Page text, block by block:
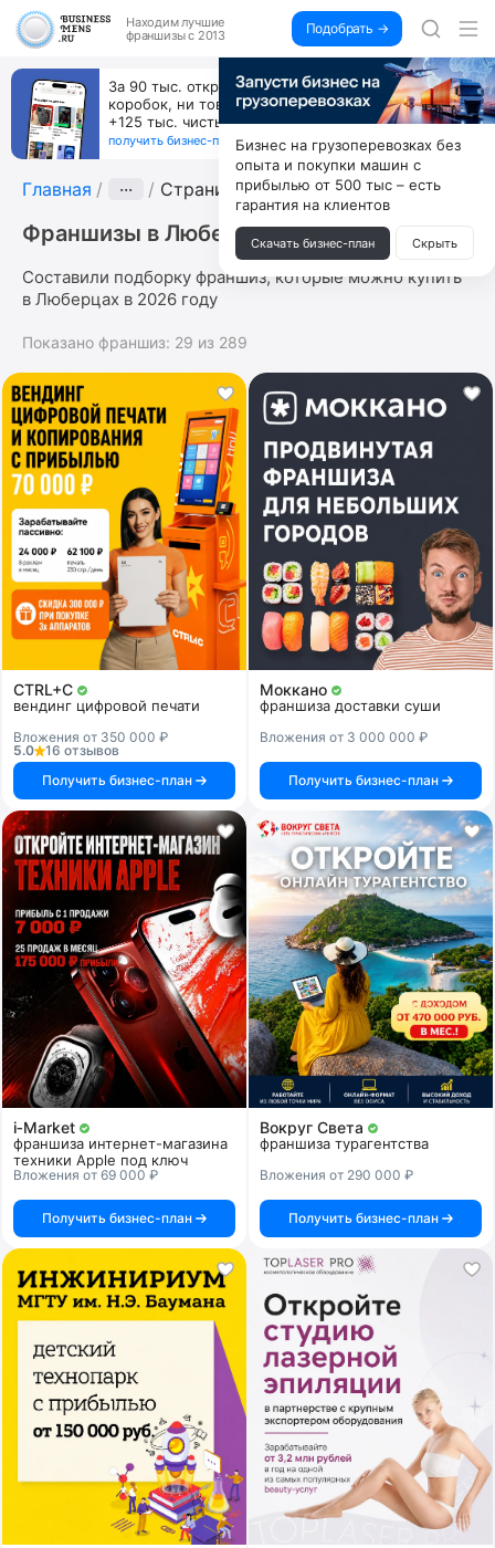
Находим лучшие
франшизы с 2013
Подобрать →
За 90 тыс. открой магазин на Авито, дома ни
коробок, ни товара, ни склада, зато каждый месяц
+125 тыс. чистыми
получить бизнес-план ↓
Главная ··· Страница 5
Франшизы в Люберцах
Составили подборку франшиз, которые можно купить
в Люберцах в 2026 году
Показано франшиз: 29 из 289
CTRL+C
вендинг цифровой печати
Вложения от 350 000 ₽
5.0
16 отзывов
Получить бизнес-план
Моккано
франшиза доставки суши
Вложения от 3 000 000 ₽
Получить бизнес-план
i‑Market
франшиза интернет-магазина
техники Apple под ключ
Вложения от 69 000 ₽
Получить бизнес-план
Вокруг Света
франшиза турагентства
Вложения от 290 000 ₽
Получить бизнес-план
Бизнес на грузоперевозках без
опыта и покупки машин с
прибылью от 500 тыс – есть
гарантия на клиентов
Скачать бизнес-план Скрыть